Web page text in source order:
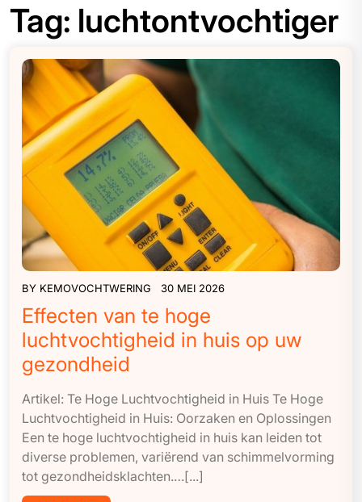
Tag: luchtontvochtiger
BY KEMOVOCHTWERING 30 MEI 2026
Effecten van te hoge
luchtvochtigheid in huis op uw
gezondheid
Artikel: Te Hoge Luchtvochtigheid in Huis Te Hoge
Luchtvochtigheid in Huis: Oorzaken en Oplossingen
Een te hoge luchtvochtigheid in huis kan leiden tot
diverse problemen, variërend van schimmelvorming
tot gezondheidsklachten.…[...]